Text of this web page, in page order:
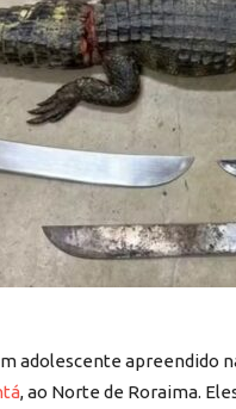
adolescente apreendido
, ao Norte de Roraima.